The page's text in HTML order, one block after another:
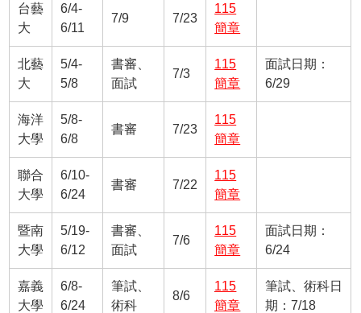
台藝
大
6/4-
6/11
7/9 7/23
115
簡章
北藝
大
5/4-
5/8
書審、
面試
7/3
115
簡章
面試日期：
6/29
海洋
大學
5/8-
6/8
書審 7/23
115
簡章
聯合
大學
6/10-
6/24
書審 7/22
115
簡章
暨南
大學
5/19-
6/12
書審、
面試
7/6
115
簡章
面試日期：
6/24
嘉義
大學
6/8-
6/24
筆試、
術科
8/6
115
簡章
筆試、術科日
期：7/18